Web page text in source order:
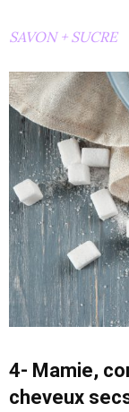
SAVON + SUCRE
4- Mamie,
cheveux